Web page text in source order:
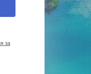
за